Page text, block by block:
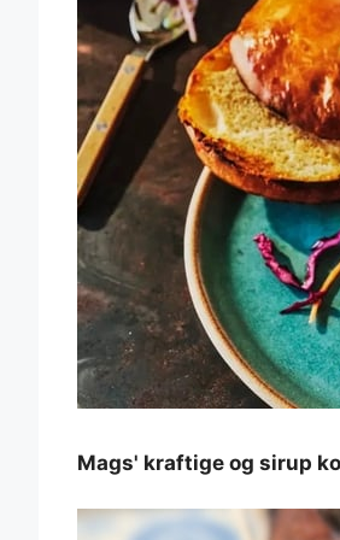
Mags' kraftige og sirup